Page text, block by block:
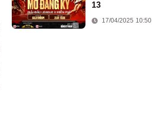
13
17/04/2025 10:50